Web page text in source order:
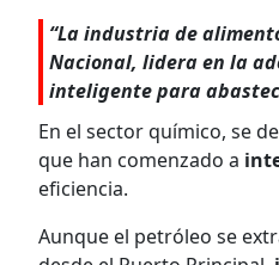
“La industria de
Nacional, lidera en la
inteligente para
En el sector químico, se
que han comenzado a
eficiencia.
Aunque el petróleo se